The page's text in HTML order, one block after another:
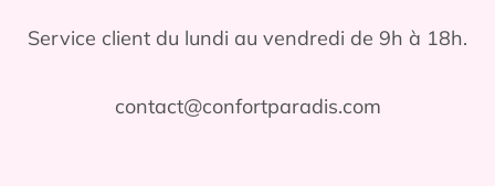
Service client du lundi au vendredi de 9h à 18h.
contact@confortparadis.com